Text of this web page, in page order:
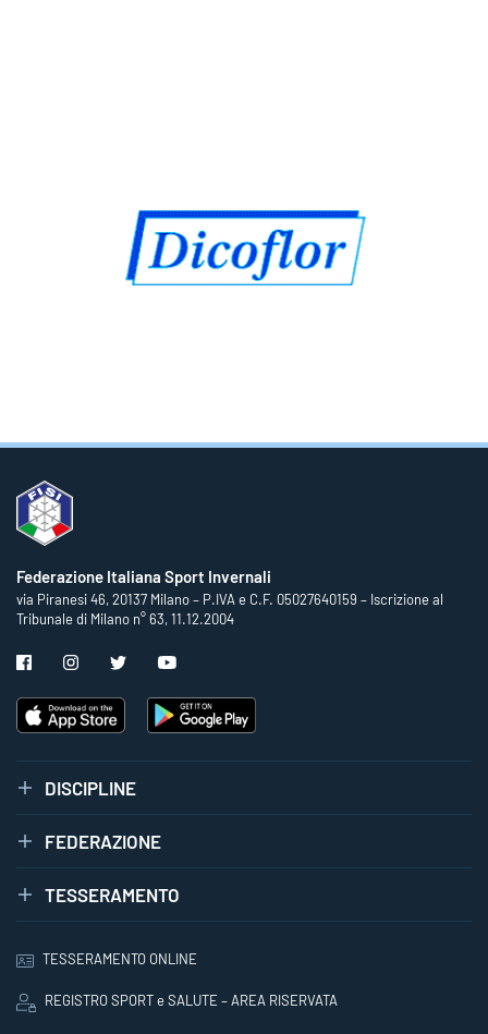
Federazione Italiana Sport Invernali
via Piranesi 46, 20137 Milano – P.IVA e C.F. 05027640159 – Iscrizione al
Tribunale di Milano n° 63, 11.12.2004
DISCIPLINE
FEDERAZIONE
TESSERAMENTO
TESSERAMENTO ONLINE
REGISTRO SPORT e SALUTE – AREA RISERVATA